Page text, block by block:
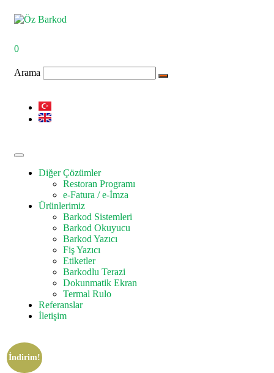
0
Arama
Diğer Çözümler
Restoran Programı
e-Fatura / e-İmza
Ürünlerimiz
Barkod Sistemleri
Barkod Okuyucu
Barkod Yazıcı
Fiş Yazıcı
Etiketler
Barkodlu Terazi
Dokunmatik Ekran
Termal Rulo
Referanslar
İletişim
İndirim!